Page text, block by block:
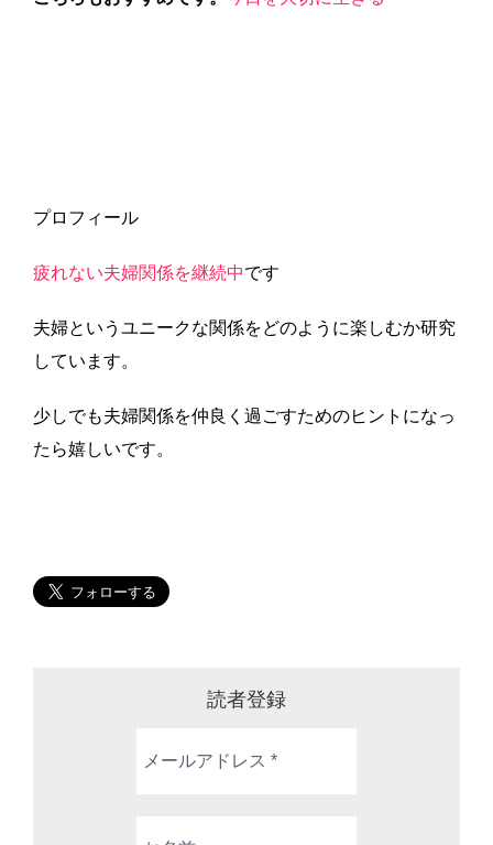
プロフィール
疲れない夫婦関係を継続中です
夫婦というユニークな関係をどのように楽しむか研究
しています。
少しでも夫婦関係を仲良く過ごすためのヒントになっ
たら嬉しいです。
読者登録
ー